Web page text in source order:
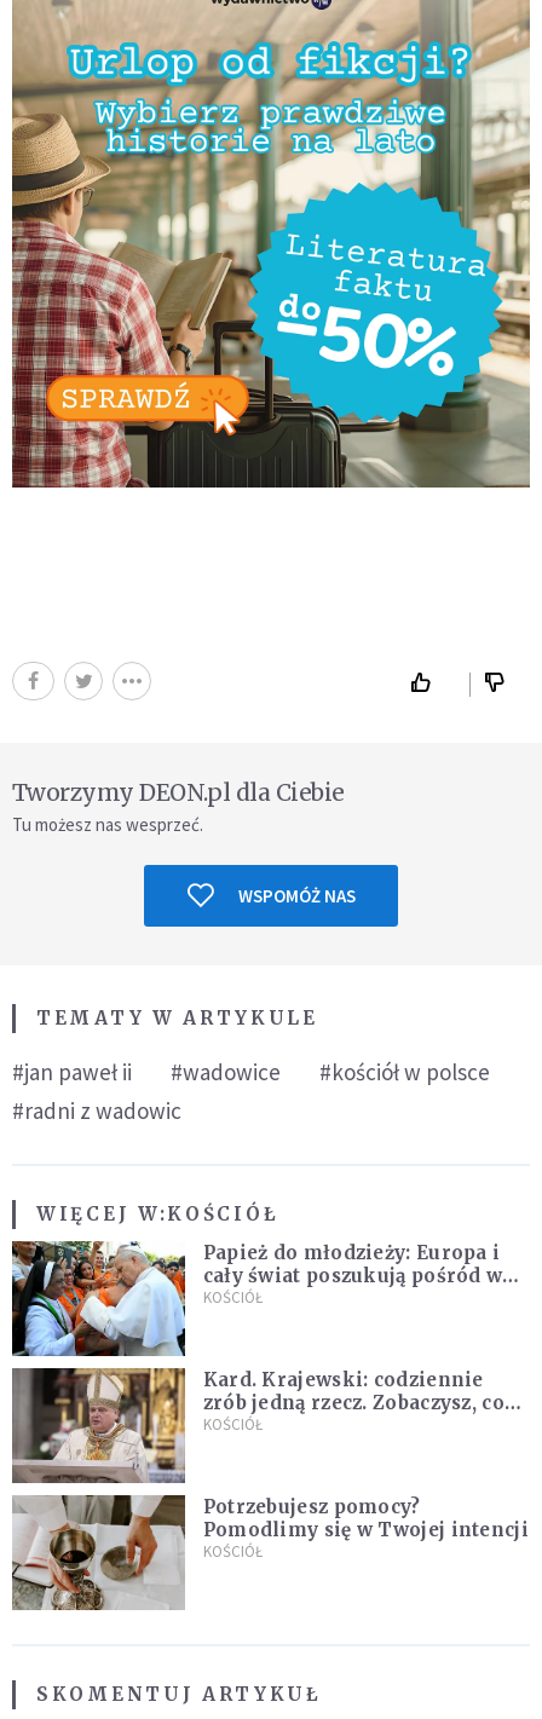
Tworzymy DEON.pl dla Ciebie
Tu możesz nas wesprzeć.
WSPOMÓŻ NAS
TEMATY W ARTYKULE
#jan paweł ii #wadowice
#kościół w polsce
#radni z wadowic
WIĘCEJ W:KOŚCIÓŁ
Papież do młodzieży: Europa i
cały świat poszukują pośród was
nowych świętych
KOŚCIÓŁ
Kard. Krajewski: codziennie
zrób jedną rzecz. Zobaczysz, co
stanie się z twoim życiem
KOŚCIÓŁ
Potrzebujesz pomocy?
Pomodlimy się w Twojej intencji
KOŚCIÓŁ
SKOMENTUJ ARTYKUŁ